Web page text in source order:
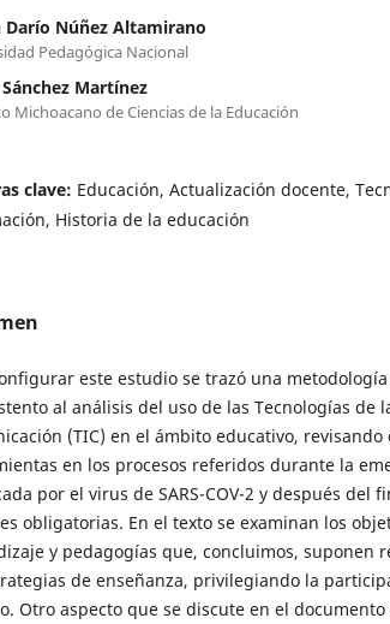
Darío Núñez Altamirano
Pedagógica Nacional
Martínez
Michoacano de Ciencias de la Educación
clave: Educación, Actualización docente,
Historia de la educación
este estudio se trazó una
al análisis del uso de las Tecnologías de
(TIC) en el ámbito educativo,
en los procesos referidos durante la
por el virus de SARS-COV-2 y después del
obligatorias. En el texto se examinan los
y pedagogías que, concluimos, suponen
de enseñanza, privilegiando la
Otro aspecto que se discute en el